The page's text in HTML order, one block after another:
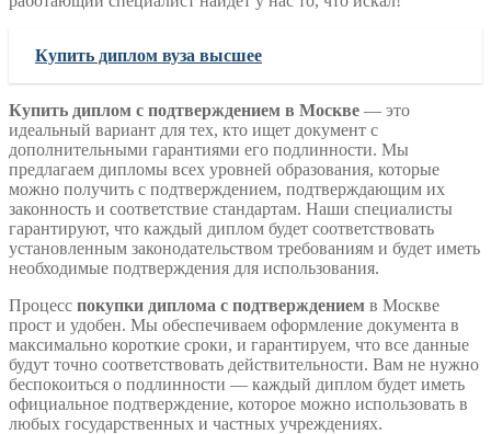
Купить диплом вуза высшее
Купить диплом с подтверждением в Москве — это
идеальный вариант для тех, кто ищет документ с
дополнительными гарантиями его подлинности. Мы
предлагаем дипломы всех уровней образования, которые
можно получить с подтверждением, подтверждающим их
законность и соответствие стандартам. Наши специалисты
гарантируют, что каждый диплом будет соответствовать
установленным законодательством требованиям и будет иметь
необходимые подтверждения для использования.
Процесс покупки диплома с подтверждением в Москве
прост и удобен. Мы обеспечиваем оформление документа в
максимально короткие сроки, и гарантируем, что все данные
будут точно соответствовать действительности. Вам не нужно
беспокоиться о подлинности — каждый диплом будет иметь
официальное подтверждение, которое можно использовать в
любых государственных и частных учреждениях.